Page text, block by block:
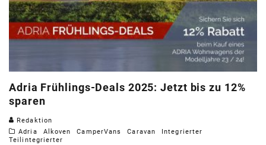
Adria Frühlings-Deals 2025: Jetzt bis zu 12%
sparen
Redaktion
Adria
Alkoven CamperVans Caravan
Integrierter
Teilintegrierter